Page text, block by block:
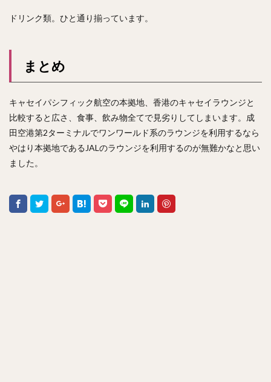
ドリンク類。ひと通り揃っています。
まとめ
キャセイパシフィック航空の本拠地、香港のキャセイラウンジと
比較すると広さ、食事、飲み物全てで見劣りしてしまいます。成
田空港第2ターミナルでワンワールド系のラウンジを利用するなら
やはり本拠地であるJALのラウンジを利用するのが無難かなと思い
ました。